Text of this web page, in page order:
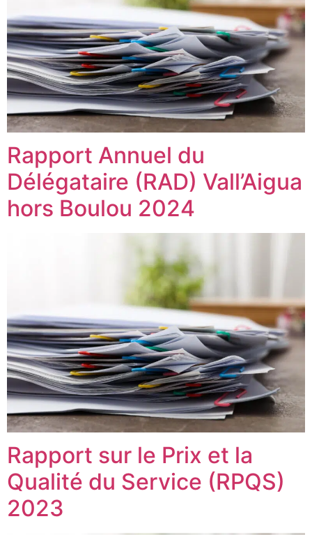
Rapport Annuel du
Délégataire (RAD) Vall’Aigua
hors Boulou 2024
Rapport sur le Prix et la
Qualité du Service (RPQS)
2023